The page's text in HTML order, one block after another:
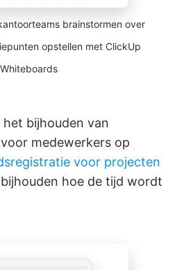
brainstormen over
opstellen met ClickUp
Whiteboards
bijhouden van
medewerkers op
voor projecten
hoe de tijd wordt